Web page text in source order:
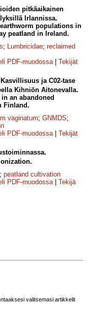
pitkäaikainen
Irlannissa.
populations in
peatland in Ireland.
; Lumbricidae; reclaimed
PDF-muodossa| Tekijät
Kasvillisuus ja C02-tase
Kihniön Aitonevalla.
an abandoned
Finland.
vaginatum; GNMDS;
PDF-muodossa| Tekijät
; peatland cultivation
PDF-muodossa| Tekijä
valitsemasi artikkelit